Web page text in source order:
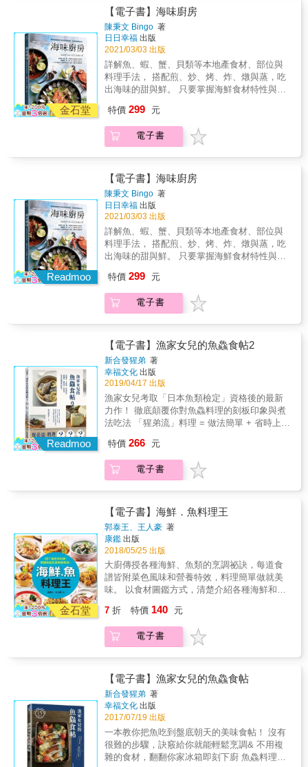
存最鮮！跟著專家學會正確的清洗、處理、冰
存方式，無論活蝦還是冷凍蝦都Q彈鮮甜！ 蝦
子是眾所皆知的美味海鮮食材，但要讓它保持
最佳的鮮度和口感需要注意保存方法。你知道
嗎？冷凍蝦原來不能退冰解凍再煮？煮熟蝦子
剝殼時肉會爛爛的，就表示不新鮮？剝蝦殼去
腥不沾手的小方法？蝦腸泥一定要去掉嗎？如
何剝殼最快速？絕對刷新你對蝦料理的三觀，
有了料理蝦的基礎，可以確保蝦子的Q彈口感和
鮮美風味，在家煮蝦絕非難事。 & 3. 愛吃蝦必
學蝦料理！賣蝦人公開48道好吃又好做的蝦佳
餚，教你從蝦頭吃到蝦尾，天天吃都蝦味鮮！
除了蒸與炒，蝦子還能怎麼煮？書中教你到餐
此外還有小孩最愛的鳳梨蝦球、金沙蝦球及蝦
子燒等，以及十分鐘內就能快速做好的下酒小
菜：西班牙香蒜蝦、酸辣蝦、南洋咖哩蝦等，
更收錄賣蝦職人最在地的私藏蝦料理：金沙紅
頭、酥炸軟殼蝦等，根據不同的口味和需求製
作出多種美味的蝦子料理。每道菜品都有詳細
的製作過程和技巧提示，讓你能夠輕鬆掌握、
&mdash;&mdash;從清理、保鮮到刀工，正確
前置讓肉質乾淨香甜 ・煮湯用的魚、生魚片的
魚怎麼切，口感會更好？ ・利用刀背剁魚刮
肉，可讓油脂融化、甜味充分釋放。 ・昆布、
牛奶、梅子、酒粕、味噌⋯⋯是好用的煮魚加
分小物。 ・殺魚和放血其實很簡單，料理前處
理好，魚肉更好吃。 ◎魚的熟成
醒」 ・哪些魚適合熟成吃？哪些適合新鮮吃？
打破「鮮魚最好」的迷思，透過熟成，喚醒魚
肉真正的鮮甜口感。 ・將魚放入鹽冰水排血和
浸泡，就能加速熟成、去腥和清潔。 ・昆布熟
法，在家也能做高級日料。 ・早餐想吃魚但趕
時間？用油熟法處理魚肉，隨時解凍夾在土司
裡，方便快速又營養。 ◎魚的料理
&mdash;&mdash;不再一條魚煎到底，魚料理
其實可以很多元！ ・夢幻黃魚加昆布和麻糬一
起煮，非常好吃。 ・魚胃、魚心臟燒烤、醃漬
後，可當作下酒小菜。 ・魚肝不要丟！肝醬油
可以拿來炒飯、沾生魚片或是做飯糰。 ・人人
愛的烤櫻花蝦、白鯧魚味噌麵線、炸彈魚醬油
要炸好，關鍵是牛奶？而且乾煎類的魚，搭配
鬱金香咖哩醬更美味！以及山藥鮭魚卵醬汁、
紫蘇梅醬、紅味噌番茄醬汁&hellip;&hellip;隨書
子和貝類 ・只要有簡單鹽冰水、昆布醬油、一
顆半熟蛋，就能做出美味蝦料理？ ・常拿來快
炒的海瓜子，煮湯其實也很美味，取肉以醬油
燴煮，超下飯！ ・哪種貝類適合酒蒸，哪種適
合煮粥或配火鍋？ &
盛美好吧！ ★★★典藏增訂版全新收錄★★★
・讓魚肉美味更提升的「熟成技術原理」 鮮魚
不一定最好吃，簡單熟成後，能引出更多鮮與
甜！ 完整圖解生魚片的美味關鍵，告訴你如何
喚醒魚的真實香氣。 ・職人現場！影片教學更
清楚&mdash;23種海鮮處理 輕鬆一掃QR
code，從魚的處理到料理，師傅手把手示範給
你看。 ◎魚的選購&mdash;&mdash;想吃好魚
不是從魚種辨別，而是季節 ・冬天土魠吃油
在什麼時節？ ・高貴黑鮪魚、黃魚、白鯧能用
平價魚替代，買對時節甚至更好吃！ ・以為進
口鮭魚最營養？病後恢復體力、坐月子的好魚
鴨肝香，海雞公眼睛特別美味？ ◎魚的處理
&mdash;&mdash;從清理、保鮮到刀工，正確
前置讓肉質乾淨香甜 ・煮湯用的魚、生魚片的
魚怎麼切，口感會更好？ ・利用刀背剁魚刮
肉，可讓油脂融化、甜味充分釋放。 ・昆布、
牛奶、梅子、酒粕、味噌⋯⋯是好用的煮魚加
分小物。 ・殺魚和放血其實很簡單，料理前處
&mdash;&mdash;真正好吃的魚，需要「覺
醒」 ・哪些魚適合熟成吃？哪些適合新鮮吃？
打破「鮮魚最好」的迷思，透過熟成，喚醒魚
成、湯霜法、檸檬漬熟成⋯⋯12種簡單熟成
法，在家也能做高級日料。 ・早餐想吃魚但趕
時間？用油熟法處理魚肉，隨時解凍夾在土司
裡，方便快速又營養。 ◎魚的料理
&mdash;&mdash;不再一條魚煎到底，魚料理
其實可以很多元！ ・夢幻黃魚加昆布和麻糬一
起煮，非常好吃。 ・魚胃、魚心臟燒烤、醃漬
可以拿來炒飯、沾生魚片或是做飯糰。 ・人人
醃漬握壽司，自己在家也能做。 ・煎魚的蒜片
要炸好，關鍵是牛奶？而且乾煎類的魚，搭配
鬱金香咖哩醬更美味！以及山藥鮭魚卵醬汁、
紫蘇梅醬、紅味噌番茄醬汁&hellip;&hellip;隨書
附上18種好醬和配料做法。 其他還有── ◎蝦
子和貝類 ・只要有簡單鹽冰水、昆布醬油、一
顆半熟蛋，就能做出美味蝦料理？ ・常拿來快
炒的海瓜子，煮湯其實也很美味，取肉以醬油
燴煮，超下飯！ ・哪種貝類適合酒蒸，哪種適
合煮粥或配火鍋？ &
金石堂
【電子書】海味廚房
陳秉文 Bingo 著
日日幸福 出版
2021/03/03 出版
詳解魚、蝦、蟹、貝類等本地產食材、部位與
料理手法， 搭配煎、炒、烤、炸、燉與蒸，吃
出海味的甜與鮮。 只要掌握海鮮食材特性與烹
鮮，是餐桌上的好選擇 認識、挑選、支持在地
的水產，兼顧每日營養與健康，讓台灣多樣性
的海味已及職人的用心永續傳承。漁民捕對漁
X 優質調味油X酒品，襯托出海產鮮味的醬汁
使用台灣本地醬油搭配客家風味元素，讓海鮮
的風味更多元；酒類的運用除了去腥，還能讓
海產原本的鮮味更突出，吃的健康又開心。 萬
用平底鍋+蒸煮鍋，是廚房裡的得力幫手 海鮮
食材料理方式多變，但是只要廚房裡有一支萬
用平底鍋和蒸煮鍋就可以端出，讓料理更加省
時簡單！ 用一道道的鮮味，傳遞美味的訣竅 海
鮮食材的鮮與腥，在於一買回來的前置處理與
不同食材的前置處理與保存、還有適合的烹調
方式。而燉飯又是海鮮料理最常搭配的主食，
能吸附比麵條更多的醬汁與食材鮮味。因此，
美味燉飯的訣竅。 收藏《海味廚房》，一本學
會大廚的料理技藝，讓生活變得更豐富。 享受
烹飪的樂趣，在家，就是海味廚房！ 本書特色
◎認識本地海鮮食材，掌握烹調訣竅，怎麼煮
都好吃！ ◎萬用平底鍋+蒸煮鍋，從烹調到上
菜都省時又方便！ ◎活用酒品入菜，醬汁口味
直接升級！ 海派推薦 Daphne HSU ╱
金會組長 & 陳文山 ╱ 烘焙點子王 勝山大毅╱
勝山家酒肴料亭主廚 潘瑋翔 ╱ 料理夢想家 &
(依姓名筆畫順序排列)
特價 299 元
電子書
Readmoo
【電子書】海味廚房
陳秉文 Bingo 著
日日幸福 出版
2021/03/03 出版
詳解魚、蝦、蟹、貝類等本地產食材、部位與
料理手法， 搭配煎、炒、烤、炸、燉與蒸，吃
出海味的甜與鮮。 只要掌握海鮮食材特性與烹
鮮，是餐桌上的好選擇 認識、挑選、支持在地
的水產，兼顧每日營養與健康，讓台灣多樣性
的海味已及職人的用心永續傳承。漁民捕對漁
X 優質調味油X酒品，襯托出海產鮮味的醬汁
使用台灣本地醬油搭配客家風味元素，讓海鮮
的風味更多元；酒類的運用除了去腥，還能讓
海產原本的鮮味更突出，吃的健康又開心。 萬
用平底鍋+蒸煮鍋，是廚房裡的得力幫手 海鮮
食材料理方式多變，但是只要廚房裡有一支萬
用平底鍋和蒸煮鍋就可以端出，讓料理更加省
時簡單！ 用一道道的鮮味，傳遞美味的訣竅 海
鮮食材的鮮與腥，在於一買回來的前置處理與
不同食材的前置處理與保存、還有適合的烹調
方式。而燉飯又是海鮮料理最常搭配的主食，
能吸附比麵條更多的醬汁與食材鮮味。因此，
除了基礎高湯與蝦油製作，也一併收錄了做出
美味燉飯的訣竅。 收藏《海味廚房》，一本學
會大廚的料理技藝，讓生活變得更豐富。 享受
烹飪的樂趣，在家，就是海味廚房！ 本書特色
◎認識本地海鮮食材，掌握烹調訣竅，怎麼煮
都好吃！ ◎萬用平底鍋+蒸煮鍋，從烹調到上
菜都省時又方便！ ◎活用酒品入菜，醬汁口味
直接升級！ 海派推薦 Daphne HSU ╱
Cookpad台灣總經理 李昱鼎╱ 養殖漁業發展基
金會組長 & 陳文山 ╱ 烘焙點子王 勝山大毅╱
勝山家酒肴料亭主廚 潘瑋翔 ╱ 料理夢想家 &
(依姓名筆畫順序排列)
特價 299 元
電子書
Readmoo
【電子書】漁家女兒的魚鱻食帖2
新合發猩弟 著
幸福文化 出版
2019/04/17 出版
漁家女兒考取「日本魚類檢定」資格後的最新
力作！ 徹底顛覆你對魚鱻料理的刻板印象與煮
法吃法 「猩弟流」料理 = 做法簡單 + 省時上桌
此都愛上吃魚！ 【分享「日本魚類檢定」的
魚兒小知識，一起成為魚達人！】 漁家女兒雖
然已比一般大眾更熟悉魚類，但為了精進自己
教的內容比想像中的更加學無止盡，而且許多
魚兒知識好「促咪」！ ◎為什麼秋刀魚內臟可
以吃？新鮮指標看哪裡？ ◎花煙、煙仔、煙仔
虎、卓棍都屬「鰹魚」家族，如何分辨？ ◎你
知道明蝦、草蝦、白蝦要怎麼分、如何挑嗎？
◎白鯧有兩種，它們的魚形魚身哪兒不同？
◎「多利魚」其實是尾鯰魚哥？牠是什麼魚？
初次公開猩弟的讀書筆記，用超寫實手繪插畫
詳解給你知～把常見魚鱻拿來比一比、魚兒們
類有哪些，以及認識在日本料理也會看到的魚
種，還要跟著台灣漁港地圖環島認識一下我們
的在地魚鱻產地。 【漁家女兒的優雅煮魚一點
訣，包準煮魚苦手從此變高手！】 猩弟知道現
代煮婦下廚就要輕輕鬆鬆，親自示範不用辛苦
飆汗的優雅煮魚訣竅，只要懂得活用小工具、
小家電就能把魚鱻們煮得漂漂亮亮，上桌菜色
有模有樣，天天吃魚真的非難事～ ◎讓料理變
化更多的片魚法 ◎讓烤魚口感更佳的抹鹽比例
◎用烘焙紙讓煎魚不破相 ◎掌握煮魚時間與熟
度兩招式 ◎讓牡蠣不破肚的清洗法 ◎如何用剪
特價 266 元
電子書
金石堂
【電子書】海鮮．魚料理王
郭泰王、王人豪 著
康鑑 出版
2018/05/25 出版
大廚傳授各種海鮮、魚類的烹調祕訣，每道食
譜皆附菜色風味和營養特效，料理簡單做就美
味。 以食材圖鑑方式，清楚介紹各種海鮮和魚
養和鮮美。 本書特色&& & 121道澎湃料理，掌
握訣竅怎麼煮都美味！ 5星主廚示範，海鮮＆
魚料理大收錄！ 快炒、清蒸、煎炸、煮湯
7 折 特價 140 元
電子書
【電子書】漁家女兒的魚鱻食帖
新合發猩弟 著
幸福文化 出版
2017/07/19 出版
一本教你把魚吃到盤底朝天的美味食帖！ 沒有
很難的步驟，訣竅給你就能輕鬆烹調& 不用複
雜的食材，翻翻你家冰箱即刻下廚 魚鱻料理對